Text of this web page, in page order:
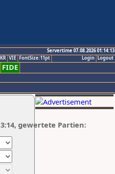
Servertime 07.08.2026 01:14:13
Logout
Login
VIE FontSize:11pt
FIDE
gewertete Partien: